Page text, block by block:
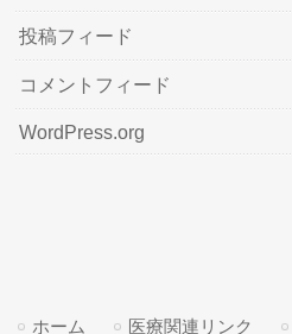
投稿フィード
コメントフィード
WordPress.org
ホーム 医療関連リンク